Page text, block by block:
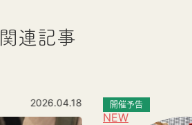
関連記事
2026.04.18
NEW
開催予告